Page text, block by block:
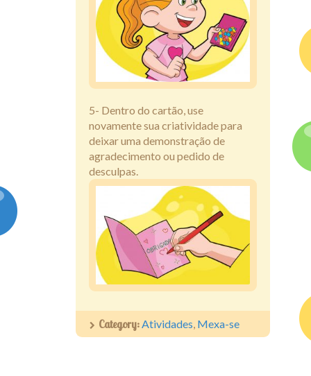
5- Dentro do cartão, use
novamente sua criatividade para
deixar uma demonstração de
agradecimento ou pedido de
desculpas.
Category:Atividades, Mexa-se